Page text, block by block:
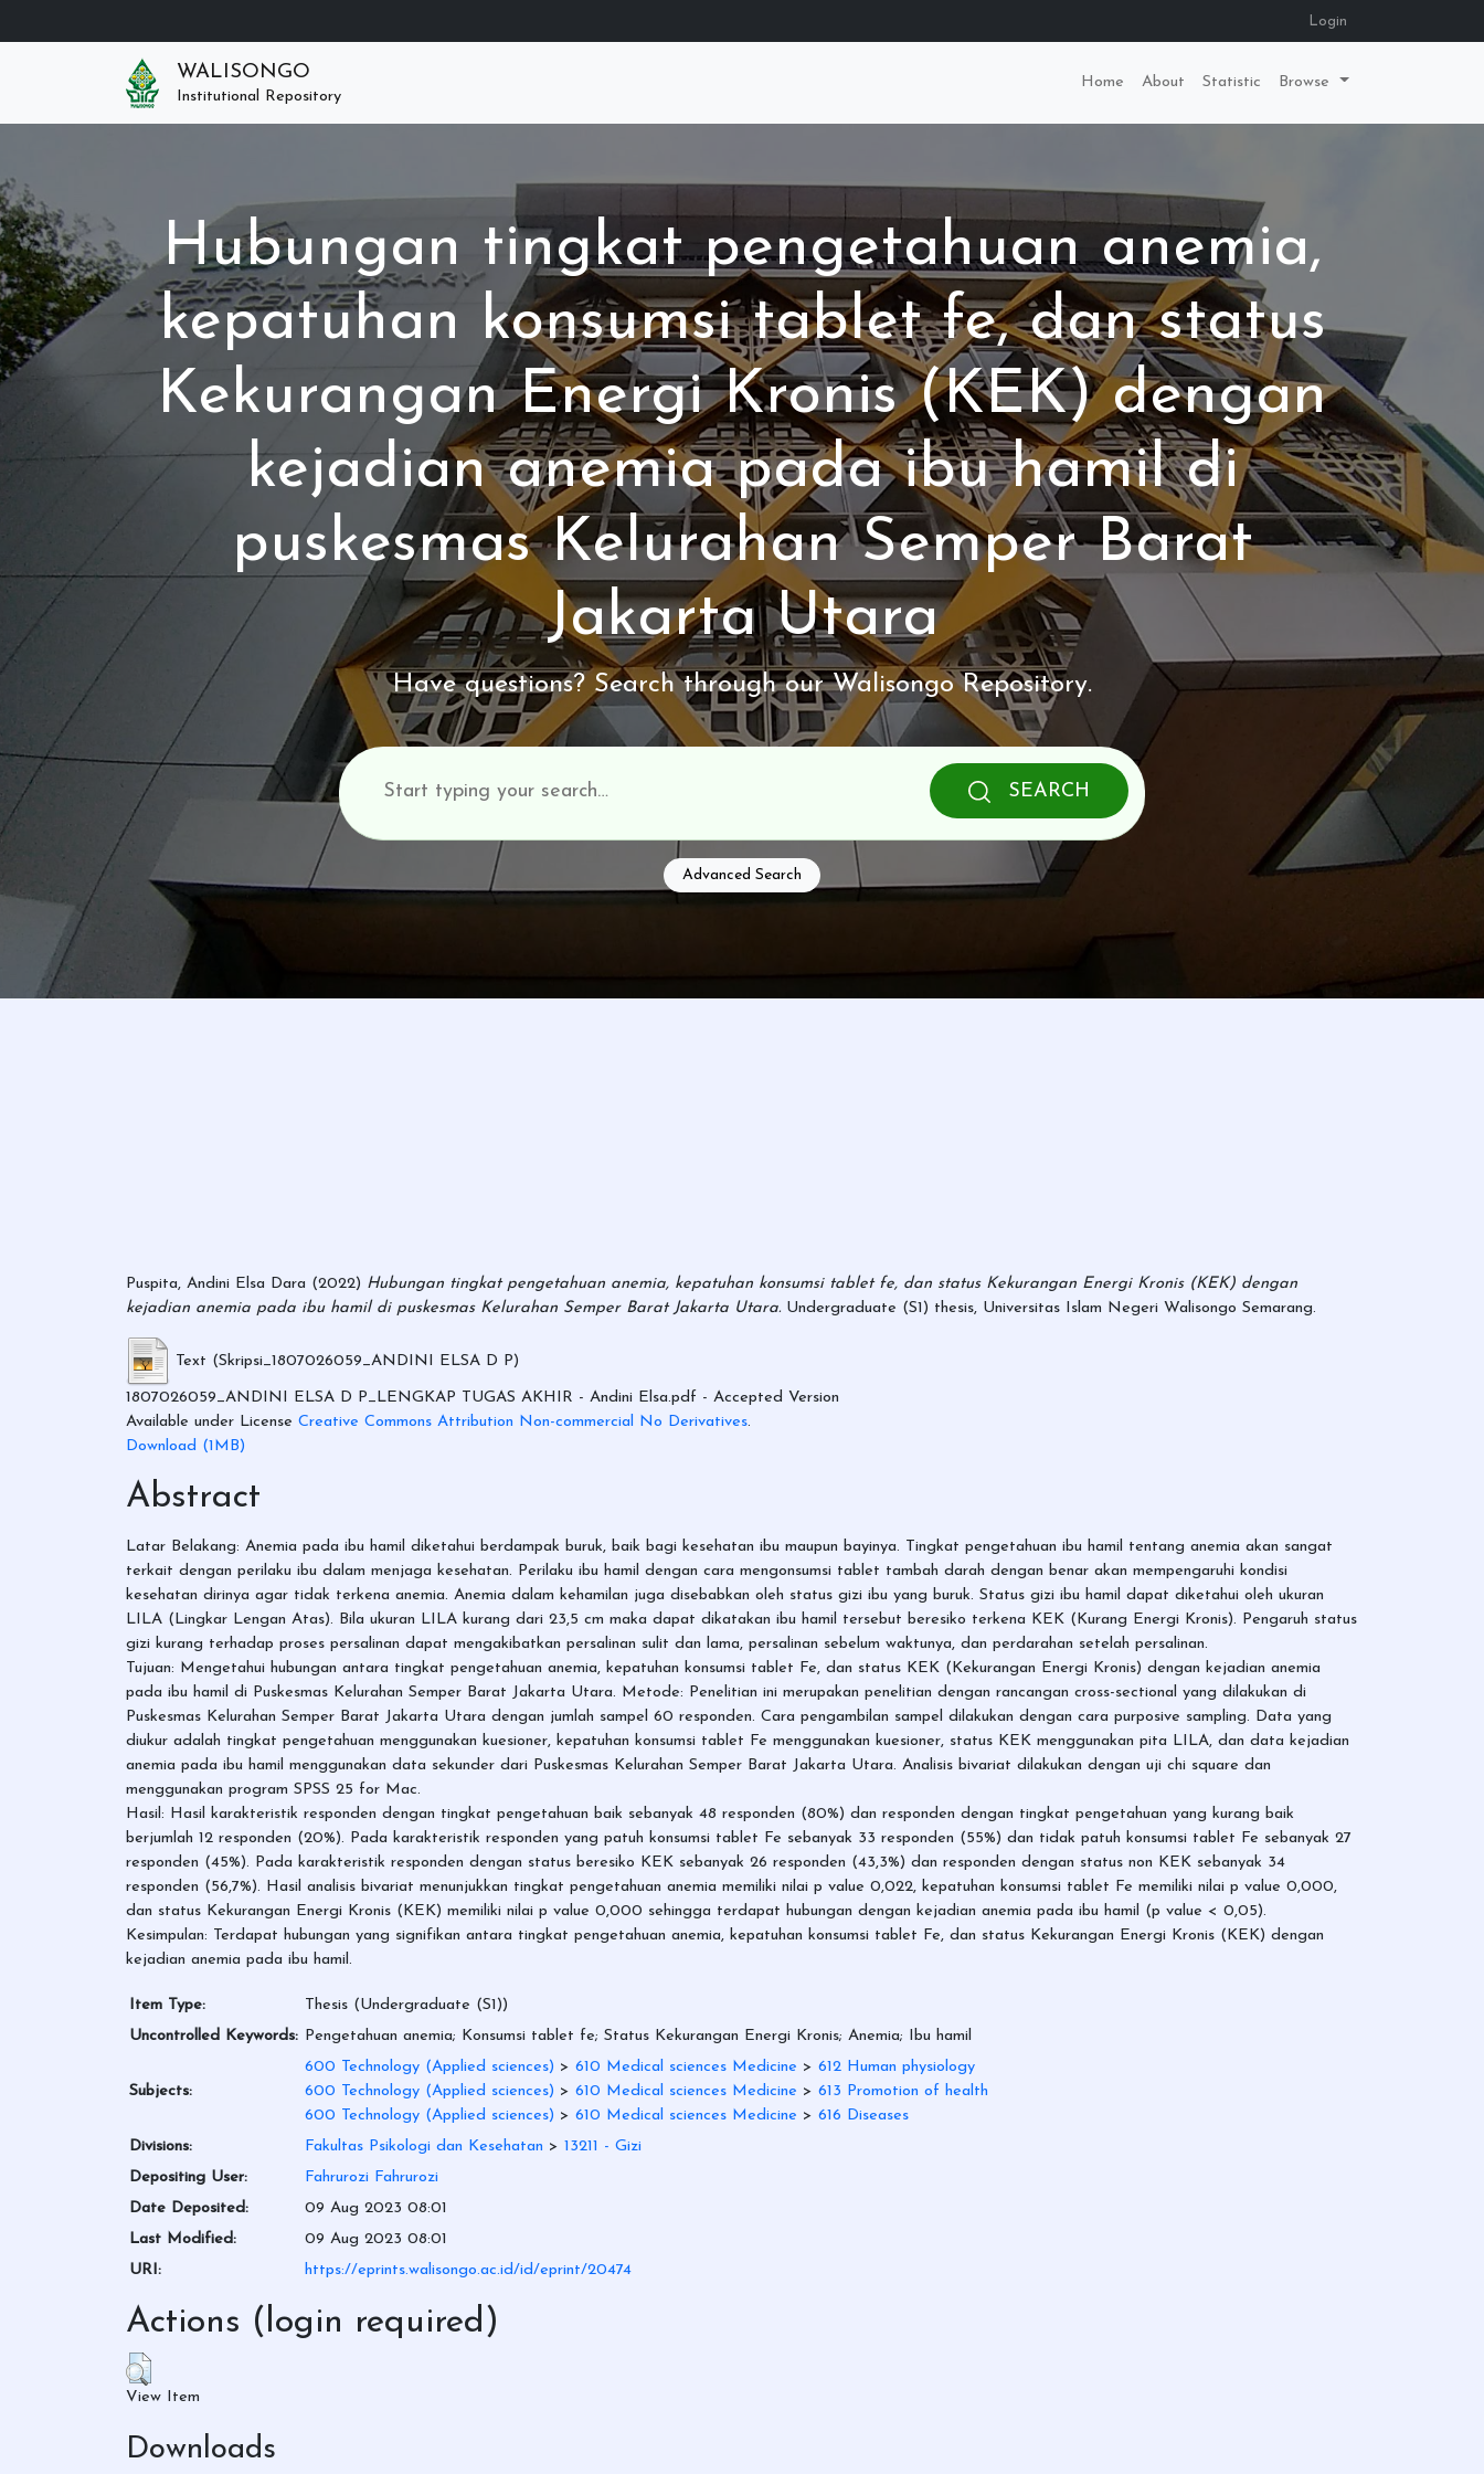
Login
WALISONGO
Institutional Repository
Home About Statistic Browse
Hubungan tingkat pengetahuan anemia,
kepatuhan konsumsi tablet fe, dan status
Kekurangan Energi Kronis (KEK) dengan
kejadian anemia pada ibu hamil di
puskesmas Kelurahan Semper Barat
Jakarta Utara
Have questions? Search through our Walisongo Repository.
SEARCH
Advanced Search
Puspita, Andini Elsa Dara (2022) Hubungan tingkat pengetahuan anemia, kepatuhan konsumsi tablet fe, dan status Kekurangan Energi Kronis (KEK) dengan
kejadian anemia pada ibu hamil di puskesmas Kelurahan Semper Barat Jakarta Utara. Undergraduate (S1) thesis, Universitas Islam Negeri Walisongo Semarang.
Text (Skripsi_1807026059_ANDINI ELSA D P)
1807026059_ANDINI ELSA D P_LENGKAP TUGAS AKHIR - Andini Elsa.pdf - Accepted Version
Available under License Creative Commons Attribution Non-commercial No Derivatives.
Download (1MB)
Abstract
Latar Belakang: Anemia pada ibu hamil diketahui berdampak buruk, baik bagi kesehatan ibu maupun bayinya. Tingkat pengetahuan ibu hamil tentang anemia akan sangat
terkait dengan perilaku ibu dalam menjaga kesehatan. Perilaku ibu hamil dengan cara mengonsumsi tablet tambah darah dengan benar akan mempengaruhi kondisi
kesehatan dirinya agar tidak terkena anemia. Anemia dalam kehamilan juga disebabkan oleh status gizi ibu yang buruk. Status gizi ibu hamil dapat diketahui oleh ukuran
LILA (Lingkar Lengan Atas). Bila ukuran LILA kurang dari 23,5 cm maka dapat dikatakan ibu hamil tersebut beresiko terkena KEK (Kurang Energi Kronis). Pengaruh status
gizi kurang terhadap proses persalinan dapat mengakibatkan persalinan sulit dan lama, persalinan sebelum waktunya, dan perdarahan setelah persalinan.
Tujuan: Mengetahui hubungan antara tingkat pengetahuan anemia, kepatuhan konsumsi tablet Fe, dan status KEK (Kekurangan Energi Kronis) dengan kejadian anemia
pada ibu hamil di Puskesmas Kelurahan Semper Barat Jakarta Utara. Metode: Penelitian ini merupakan penelitian dengan rancangan cross-sectional yang dilakukan di
Puskesmas Kelurahan Semper Barat Jakarta Utara dengan jumlah sampel 60 responden. Cara pengambilan sampel dilakukan dengan cara purposive sampling. Data yang
diukur adalah tingkat pengetahuan menggunakan kuesioner, kepatuhan konsumsi tablet Fe menggunakan kuesioner, status KEK menggunakan pita LILA, dan data kejadian
anemia pada ibu hamil menggunakan data sekunder dari Puskesmas Kelurahan Semper Barat Jakarta Utara. Analisis bivariat dilakukan dengan uji chi square dan
menggunakan program SPSS 25 for Mac.
Hasil: Hasil karakteristik responden dengan tingkat pengetahuan baik sebanyak 48 responden (80%) dan responden dengan tingkat pengetahuan yang kurang baik
berjumlah 12 responden (20%). Pada karakteristik responden yang patuh konsumsi tablet Fe sebanyak 33 responden (55%) dan tidak patuh konsumsi tablet Fe sebanyak 27
responden (45%). Pada karakteristik responden dengan status beresiko KEK sebanyak 26 responden (43,3%) dan responden dengan status non KEK sebanyak 34
responden (56,7%). Hasil analisis bivariat menunjukkan tingkat pengetahuan anemia memiliki nilai p value 0,022, kepatuhan konsumsi tablet Fe memiliki nilai p value 0,000,
dan status Kekurangan Energi Kronis (KEK) memiliki nilai p value 0,000 sehingga terdapat hubungan dengan kejadian anemia pada ibu hamil (p value < 0,05).
Kesimpulan: Terdapat hubungan yang signifikan antara tingkat pengetahuan anemia, kepatuhan konsumsi tablet Fe, dan status Kekurangan Energi Kronis (KEK) dengan
kejadian anemia pada ibu hamil.
Item Type:
Thesis (Undergraduate (S1))
Uncontrolled Keywords: Pengetahuan anemia; Konsumsi tablet fe; Status Kekurangan Energi Kronis; Anemia; Ibu hamil
Subjects:
600 Technology (Applied sciences) > 610 Medical sciences Medicine > 612 Human physiology
600 Technology (Applied sciences) > 610 Medical sciences Medicine > 613 Promotion of health
600 Technology (Applied sciences) > 610 Medical sciences Medicine > 616 Diseases
Divisions:
Fakultas Psikologi dan Kesehatan > 13211 - Gizi
Depositing User:
Fahrurozi Fahrurozi
Date Deposited:
09 Aug 2023 08:01
Last Modified:
09 Aug 2023 08:01
URI:
https://eprints.walisongo.ac.id/id/eprint/20474
Actions (login required)
View Item
Downloads